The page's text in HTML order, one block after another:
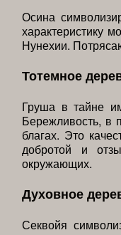
Осина
характеристику
Нунехии.
Тотемное
Груша в тайне
Бережливость, в
благах. Это
добротой и
окружающих.
Духовное
Секвойя